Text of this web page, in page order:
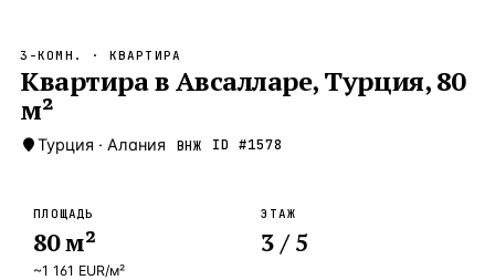
Новороссийск — Локация Россия · 2
Стамбул
Анталия
ЧАСТО ИЩУТ
Турция Кипр
3-КОМН. · КВАРТИРА
Квартира в Авсалларе, Турция, 80
м²
Турция · Алания ВНЖ ID #1578
ПЛОЩАДЬ
80м²
~1 161 EUR/м²
ЭТАЖ
3/ 5